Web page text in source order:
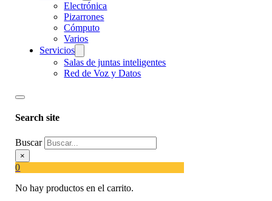
Electrónica
Pizarrones
Cómputo
Varios
Servicios
Salas de juntas inteligentes
Red de Voz y Datos
Search site
Buscar
×
0
No hay productos en el carrito.